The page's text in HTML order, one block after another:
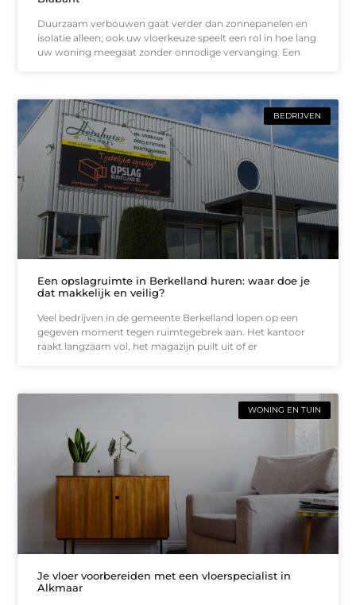
Duurzaam verbouwen gaat verder dan zonnepanelen en
isolatie alleen; ook uw vloerkeuze speelt een rol in hoe lang
uw woning meegaat zonder onnodige vervanging. Een
BEDRIJVEN
Een opslagruimte in Berkelland huren: waar doe je
dat makkelijk en veilig?
Veel bedrijven in de gemeente Berkelland lopen op een
gegeven moment tegen ruimtegebrek aan. Het kantoor
raakt langzaam vol, het magazijn puilt uit of er
WONING EN TUIN
Je vloer voorbereiden met een vloerspecialist in
Alkmaar